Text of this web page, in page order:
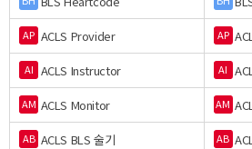
AP ACLS Provider AP
AI ACLS Instructor AI
AM ACLS Monitor AM
AB ACLS BLS 술기 AB